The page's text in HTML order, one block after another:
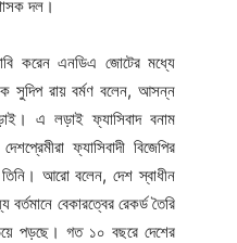
দল।
করেন এনডিএ জোটের মধ্যে
সুদিপ রায় বর্মণ বলেন, আসন্ন
এ লড়াই ফ্যাসিবাদ বনাম
ফ্যাসিবাদী বিজেপির
আরো বলেন, দেশ স্বাধীন
বেকারত্বের রেকর্ড তৈরি
পড়ছে। গত ১০ বছরে দেশের